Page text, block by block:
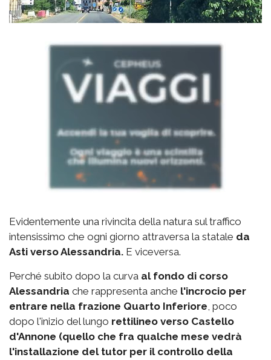
Evidentemente una rivincita della natura sul traffico
intensissimo che ogni giorno attraversa la statale da
Asti verso Alessandria. E viceversa.
Perché subito dopo la curva al fondo di corso
Alessandria che rappresenta anche l'incrocio per
entrare nella frazione Quarto Inferiore, poco
dopo l'inizio del lungo rettilineo verso Castello
d'Annone (quello che fra qualche mese vedrà
l'installazione del tutor per il controllo della